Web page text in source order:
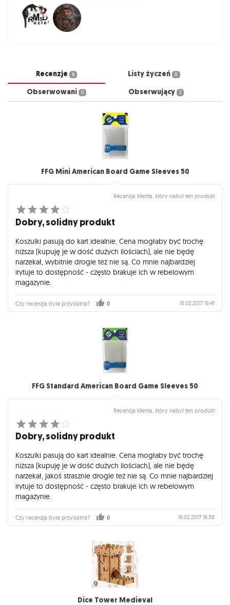
Recenzje 8 Listy życzeń 0
Obserwowani 0 Obserwujący 2
FFG Mini American Board Game Sleeves 50
Recenzja klienta, który nabył ten produkt
Dobry, solidny produkt
Koszulki pasują do kart idealnie. Cena mogłaby być trochę
niższa (kupuję je w dość dużych ilościach), ale nie będę
narzekał, wybitnie drogie też nie są. Co mnie najbardziej
irytuje to dostępność - często brakuje ich w rebelowym
magazynie.
Czy recenzja była przydatna? 0 16.02.2017 16:41
FFG Standard American Board Game Sleeves 50
Recenzja klienta, który nabył ten produkt
Dobry, solidny produkt
Koszulki pasują do kart idealnie. Cena mogłaby być trochę
niższa (kupuję je w dość dużych ilościach), ale nie będę
narzekał, jakoś strasznie drogie też nie są. Co mnie najbardziej
irytuje to dostępność - często brakuje ich w rebelowym
magazynie.
Czy recenzja była przydatna? 0 16.02.2017 16:38
Dice Tower Medieval